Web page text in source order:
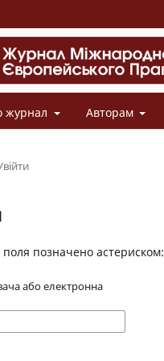
журнал Авторам
поля позначено астериском:
або електронна